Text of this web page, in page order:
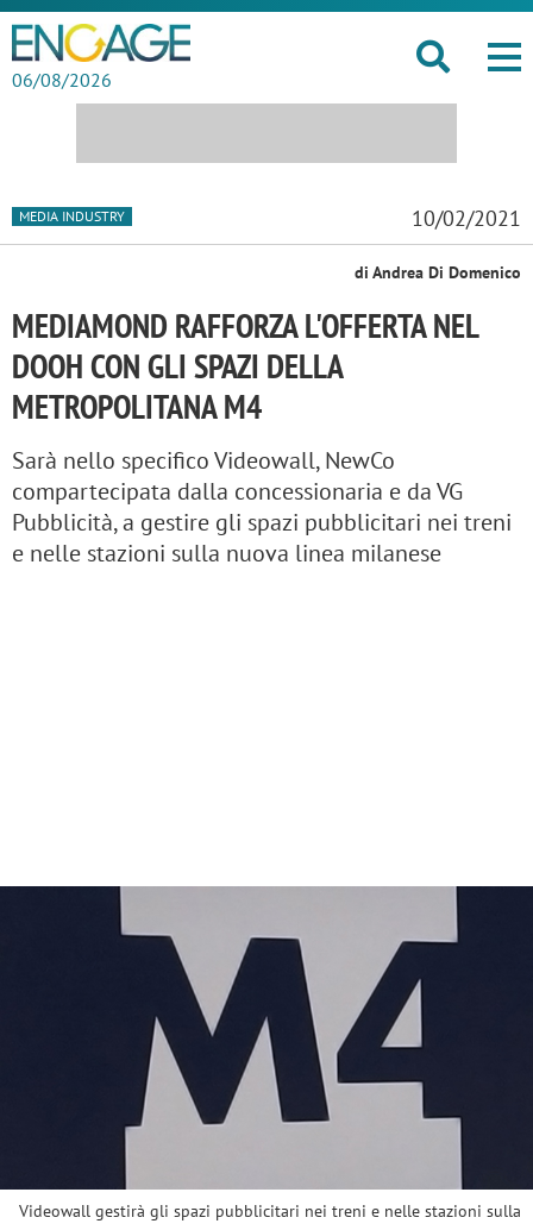
06/08/2026
MEDIA INDUSTRY 10/02/2021
di Andrea Di Domenico
MEDIAMOND RAFFORZA L'OFFERTA NEL
DOOH CON GLI SPAZI DELLA
METROPOLITANA M4
Sarà nello specifico Videowall, NewCo
compartecipata dalla concessionaria e da VG
Pubblicità, a gestire gli spazi pubblicitari nei treni
e nelle stazioni sulla nuova linea milanese
Videowall gestirà gli spazi pubblicitari nei treni e nelle stazioni sulla